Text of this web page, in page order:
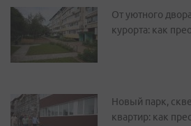
От уютного
курорта: как
Новый парк,
квартир: как